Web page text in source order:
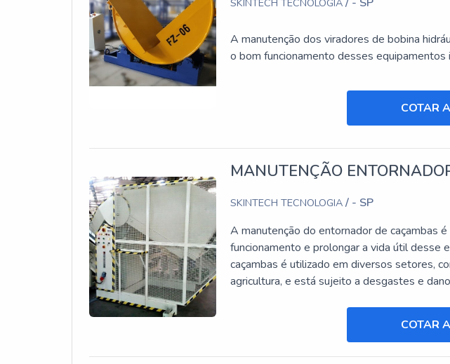
Locadora de plataforma elevatória
Locar plataformas aéreas
."
A manutenção dos viradores de bobina
o bom funcionamento desses equipamentos
COTAR
MANUTENÇÃO
SKINTECH TECNOLOGIA/ - SP
A manutenção do entornador de caçambas
funcionamento e prolongar a vida útil desse
caçambas é utilizado em diversos setores,
agricultura, e está sujeito a desgastes e
COTAR